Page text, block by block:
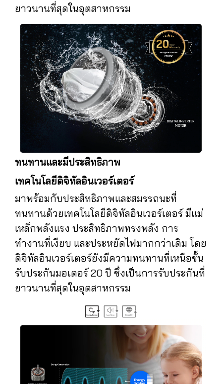
ยาวนานที่สุดในอุตสาหกรรม
ทนทานและมีประสิทธิภาพ
เทคโนโลยีดิจิทัลอินเวอร์เตอร์
มาพร้อมกับประสิทธิภาพและสมรรถนะที่
ทนทานด้วยเทคโนโลยีดิจิทัลอินเวอร์เตอร์ มีแม่
เหล็กพลังแรง ประสิทธิภาพทรงพลัง การ
ทำงานที่เงียบ และประหยัดไฟมากกว่าเดิม โดย
ดิจิทัลอินเวอร์เตอร์ยังมีความทนทานที่เหนือชั้น
รับประกันมอเตอร์ 20 ปี ซึ่งเป็นการรับประกันที่
ยาวนานที่สุดในอุตสาหกรรม